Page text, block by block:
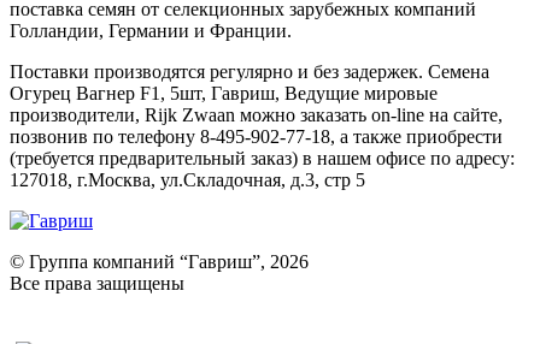
поставка семян от селекционных зарубежных компаний
Голландии, Германии и Франции.
Поставки производятся регулярно и без задержек. Семена
Огурец Вагнер F1, 5шт, Гавриш, Ведущие мировые
производители, Rijk Zwaan можно заказать on-line на сайте,
позвонив по телефону 8-495-902-77-18, а также приобрести
(требуется предварительный заказ) в нашем офисе по адресу:
127018, г.Москва, ул.Складочная, д.3, стр 5
© Группа компаний “Гавриш”, 2026
Все права защищены